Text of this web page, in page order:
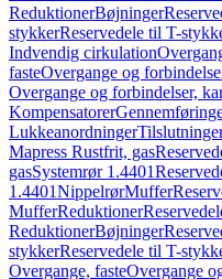
ReduktionerBøjninger
stykkerReservedele til T-
Indvendig cirkulation
fasteOvergange og
Overgange og forbindelser,
Kompensatorer
Lukkeanordninger
Mapress Rustfrit, gas
gasSystemrør 1.4401
1.4401NippelrørMuffer
MufferReduktioner
ReduktionerBøjninger
stykkerReservedele til T-
Overgange, fasteOvergange